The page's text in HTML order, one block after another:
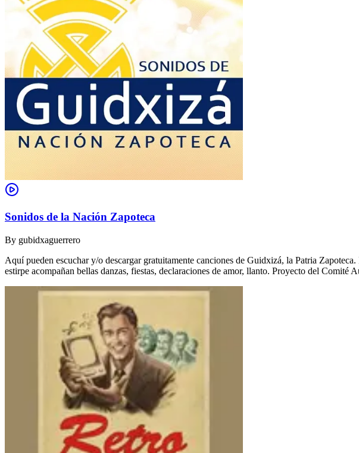
Sonidos de la Nación Zapoteca
By gubidxaguerrero
Aquí pueden escuchar y/o descargar gratuitamente canciones de Guidxizá, la Patria
estirpe acompañan bellas danzas, fiestas, declaraciones de amor, llanto. Proyecto del